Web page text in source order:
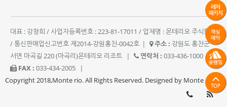
대표 : 강창희 / 사업자등록번호 : 223-81-17011 / 업체명 : 몬테리오 주식회사
/ 통신판매업신고번호 제2014-강원홍천-0042호 | 주소 : 강원도 홍천군
서면 마곡길 220 (마곡리)몬테리오 리조트
| 연락처 : 033-436-1000
|
FAX : 033-434-2005
|
Copyright 2018,Monte rio. All Rights Reserved. Designed by Monte rio.